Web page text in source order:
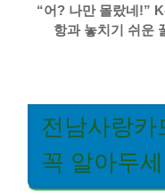
“어? 나만 몰랐네!”
항과 놓치기 쉬운
전남사랑카
꼭 알아두